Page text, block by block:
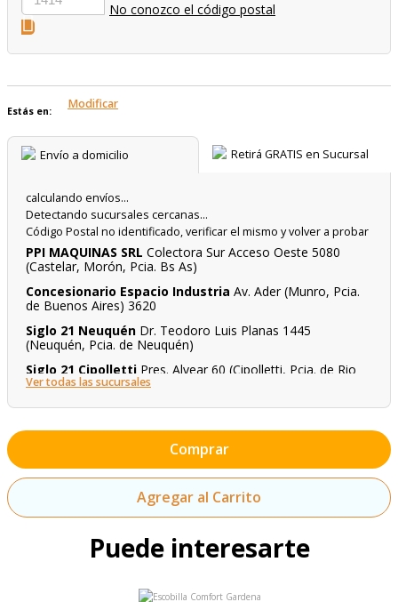
No conozco el código postal
Estás en:
Modificar
Envío a domicilio Retirá GRATIS en Sucursal
calculando envíos...
Detectando sucursales cercanas...
Código Postal no identificado, verificar el mismo y volver a probar
PPI MAQUINAS SRL Colectora Sur Acceso Oeste 5080
(Castelar, Morón, Pcia. Bs As)
Concesionario Espacio Industria Av. Ader (Munro, Pcia.
de Buenos Aires) 3620
Siglo 21 Neuquén Dr. Teodoro Luis Planas 1445
(Neuquén, Pcia. de Neuquén)
Siglo 21 Cipolletti Pres. Alvear 60 (Cipolletti, Pcia. de Rio
Negro)
Magriña Hnos. Luis María Drago 1400 (Tortuguitas, Pcia.
12 de Octubre 1500 (Ramal Pilar km
41,5 sobre colectora este) Del Viso, Pcia. Buenos Aires.
Circunvalación Santiago Marzo (Norte) (Santa rosa) 171
Power Park Colectora Este Ramal Escobar (Ingeniero
Ver todas las sucursales
Comprar
Agregar al Carrito
Puede interesarte